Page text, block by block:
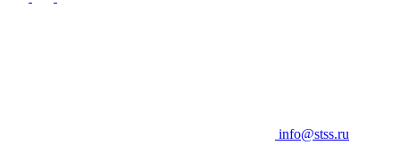
info@stss.ru